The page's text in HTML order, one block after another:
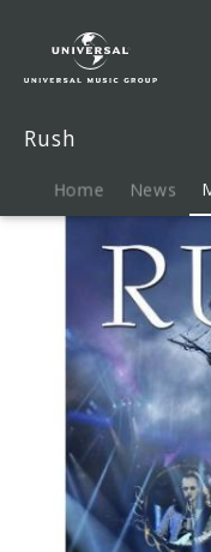
Angels
DVD):
Rush
Home News